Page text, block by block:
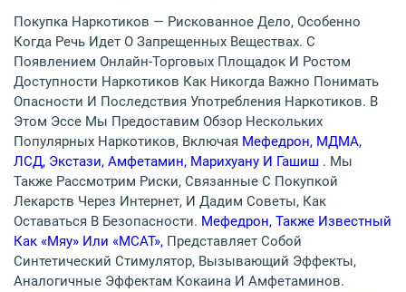
Покупка Наркотиков — Рискованное Дело, Особенно
Когда Речь Идет О Запрещенных Веществах. С
Появлением Онлайн-Торговых Площадок И Ростом
Доступности Наркотиков Как Никогда Важно Понимать
Опасности И Последствия Употребления Наркотиков. В
Этом Эссе Мы Предоставим Обзор Нескольких
Популярных Наркотиков, Включая Мефедрон, МДМА,
ЛСД, Экстази, Амфетамин, Марихуану И Гашиш . Мы
Также Рассмотрим Риски, Связанные С Покупкой
Лекарств Через Интернет, И Дадим Советы, Как
Оставаться В Безопасности. Мефедрон, Также Известный
Как «мяу» Или «MCAT», Представляет Собой
Синтетический Стимулятор, Вызывающий Эффекты,
Аналогичные Эффектам Кокаина И Амфетаминов.